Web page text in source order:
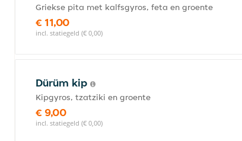
Griekse pita met kalfsgyros, feta en groente
€ 11,00
incl. statiegeld (€ 0,00)
Dürüm kip
Kipgyros, tzatziki en groente
€ 9,00
incl. statiegeld (€ 0,00)